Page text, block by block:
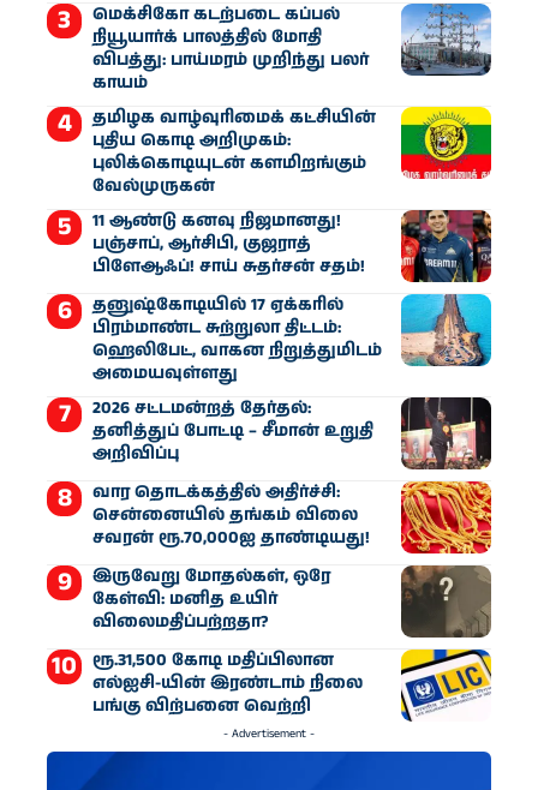
மெக்சிகோ கடற்படை கப்பல்
நியூயார்க் பாலத்தில் மோதி
விபத்து: பாய்மரம் முறிந்து பலர்
காயம்
தமிழக வாழ்வுரிமைக் கட்சியின்
புதிய கொடி அறிமுகம்:
புலிக்கொடியுடன் களமிறங்கும்
வேல்முருகன்
11 ஆண்டு கனவு நிஜமானது!
பஞ்சாப், ஆர்சிபி, குஜராத்
பிளேஆஃப்! சாய் சுதர்சன் சதம்!
தனுஷ்கோடியில் 17 ஏக்கரில்
பிரம்மாண்ட சுற்றுலா திட்டம்:
ஹெலிபேட், வாகன நிறுத்துமிடம்
அமையவுள்ளது
2026 சட்டமன்றத் தேர்தல்:
தனித்துப் போட்டி – சீமான் உறுதி
அறிவிப்பு
வார தொடக்கத்தில் அதிர்ச்சி:
சென்னையில் தங்கம் விலை
சவரன் ரூ.70,000ஐ தாண்டியது!
இருவேறு மோதல்கள், ஒரே
கேள்வி: மனித உயிர்
விலைமதிப்பற்றதா?
ரூ.31,500 கோடி மதிப்பிலான
எல்ஐசி-​யின் இரண்​டாம் நிலை
பங்கு விற்பனை வெற்றி
- Advertisement -